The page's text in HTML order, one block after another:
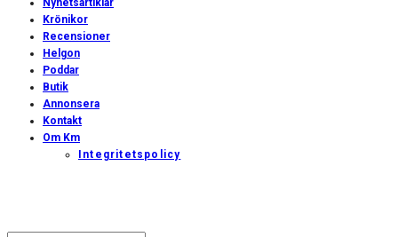
Nyhetsartiklar
Krönikor
Recensioner
Helgon
Poddar
Butik
Annonsera
Kontakt
Om Km
Integritetspolicy